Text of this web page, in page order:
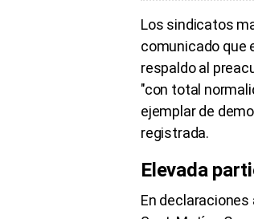
Los sindicatos
comunicado que
respaldo al
"con total
ejemplar de
registrada.
Elevada
En declaraciones